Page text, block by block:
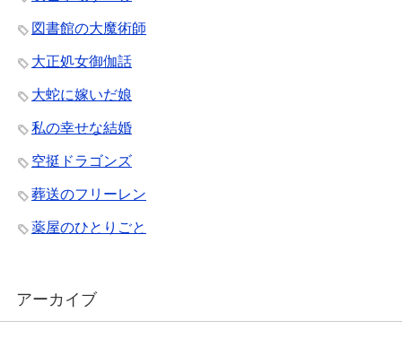
図書館の大魔術師
大正処女御伽話
大蛇に嫁いだ娘
私の幸せな結婚
空挺ドラゴンズ
葬送のフリーレン
薬屋のひとりごと
アーカイブ